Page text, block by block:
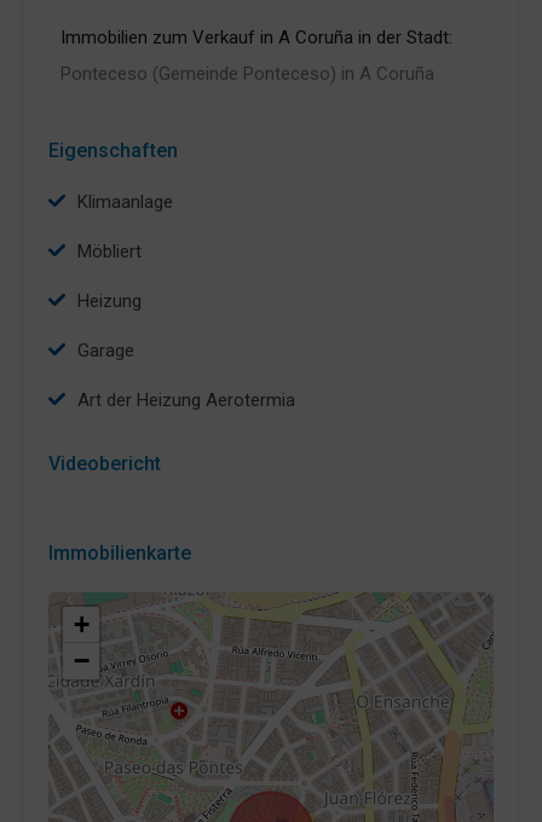
Immobilien zum Verkauf in A Coruña in der Stadt:
Ponteceso (Gemeinde Ponteceso) in A Coruña
Eigenschaften
Klimaanlage
Möbliert
Heizung
Garage
Art der Heizung Aerotermia
Videobericht
Immobilienkarte
+
−